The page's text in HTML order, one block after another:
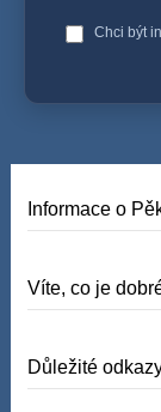
Chci být
Informace o
Víte, co je
Důležité